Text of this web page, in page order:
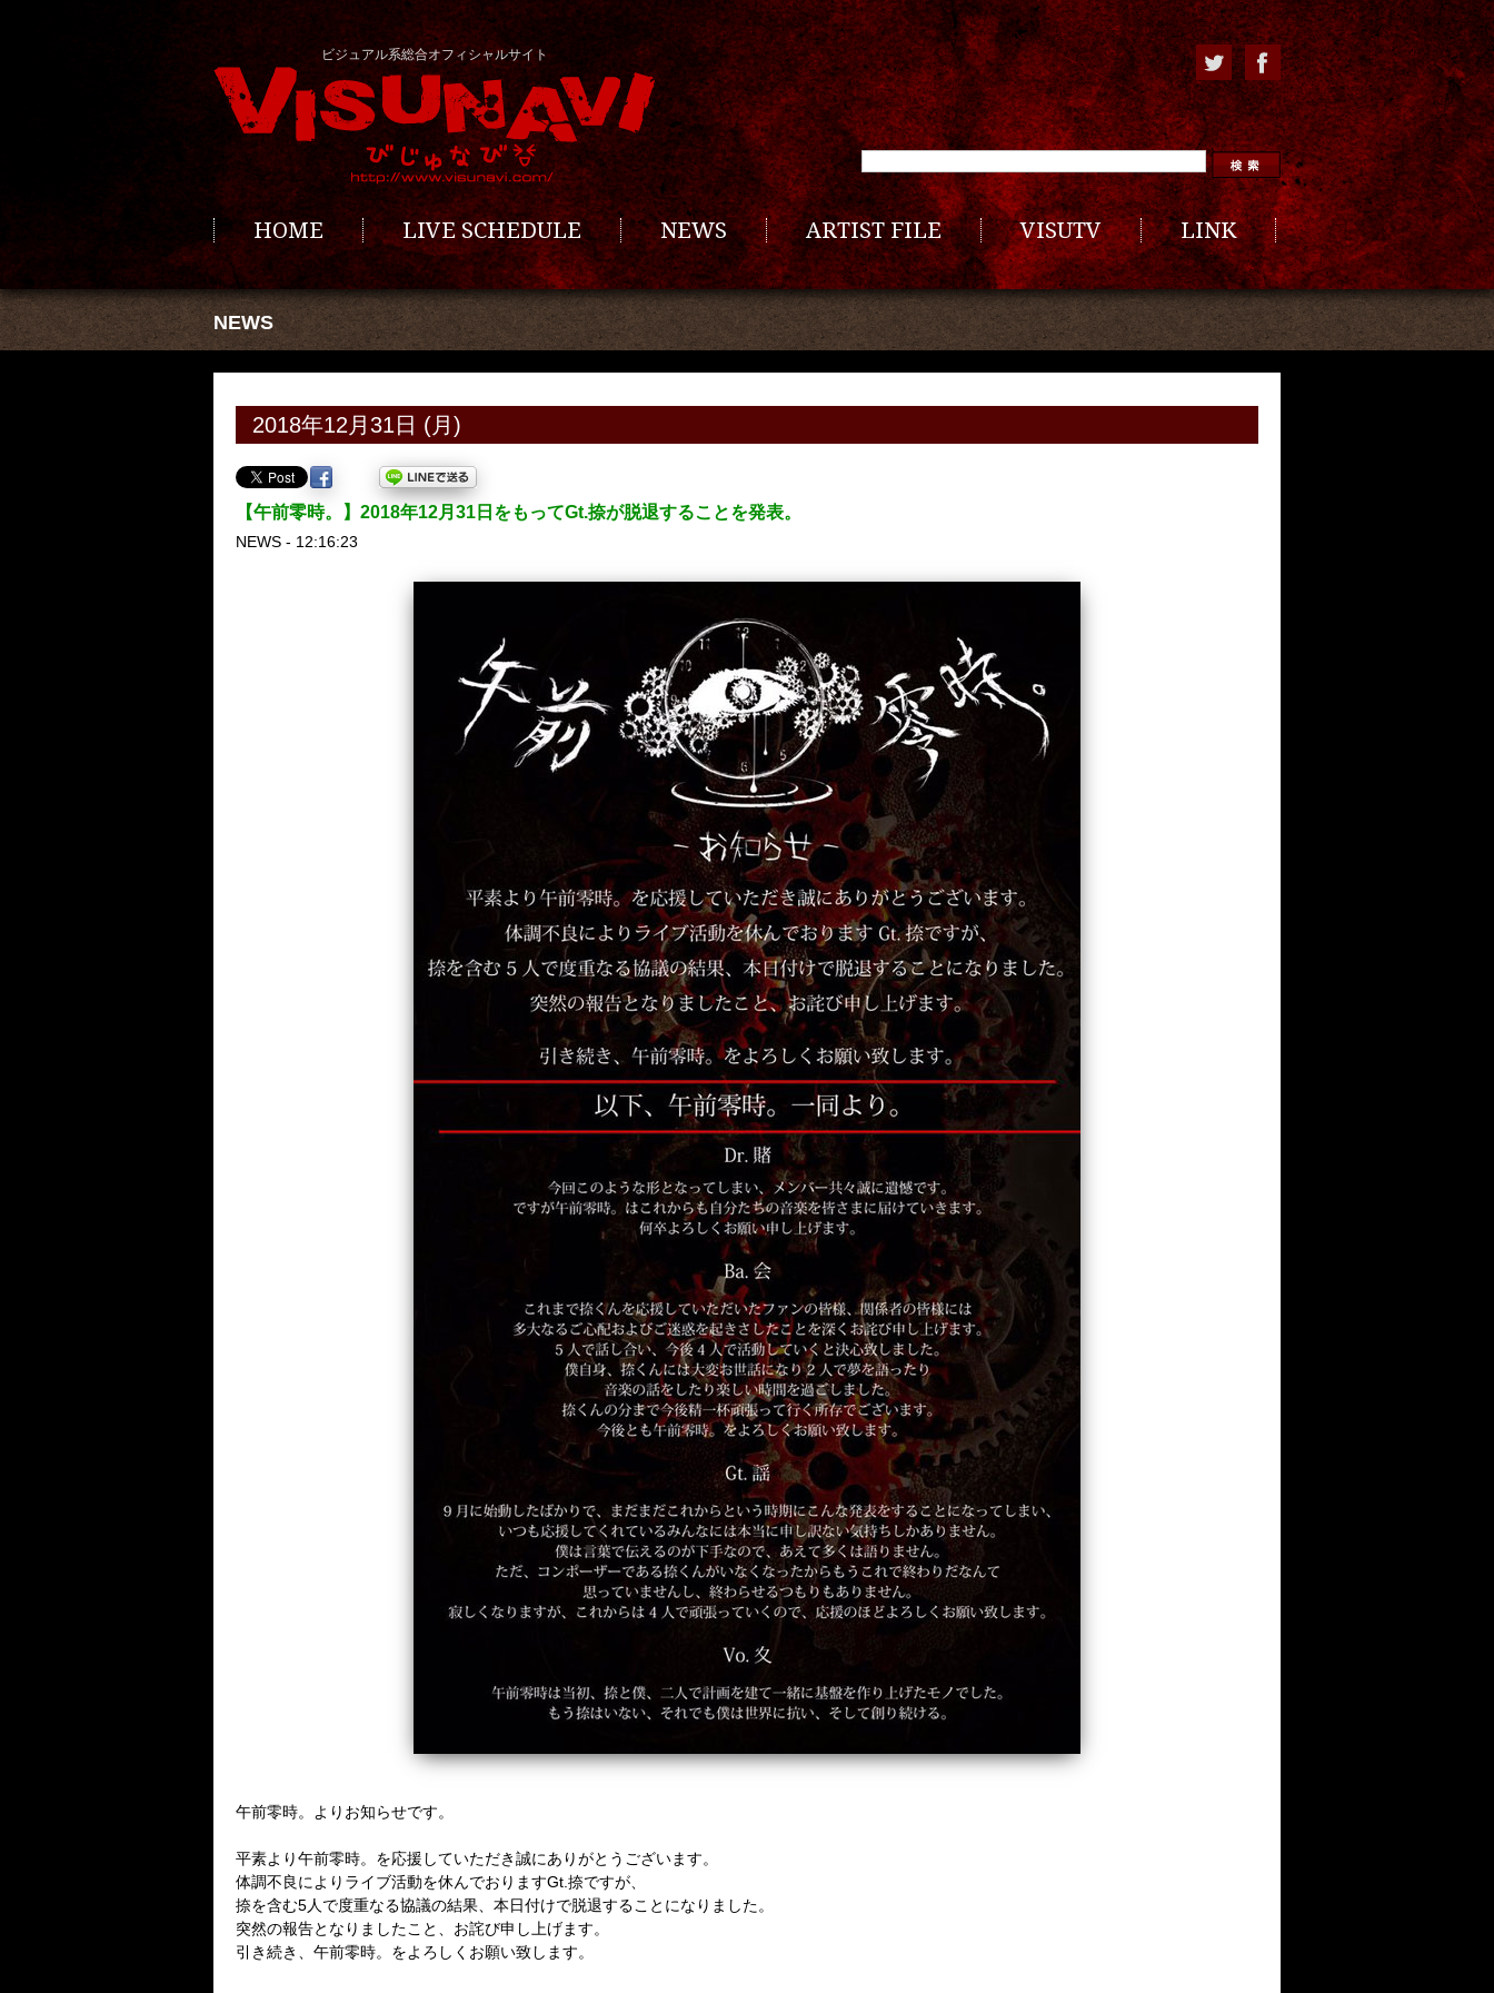
ビジュアル系総合オフィシャルサイト
HOME LIVE SCHEDULE NEWS ARTIST FILE VISUTV LINK
NEWS
2018年12月31日 (月)
【午前零時。】2018年12月31日をもってGt.捺が脱退することを発表。
NEWS - 12:16:23
午前零時。よりお知らせです。
平素より午前零時。を応援していただき誠にありがとうございます。
体調不良によりライブ活動を休んでおりますGt.捺ですが、
捺を含む5人で度重なる協議の結果、本日付けで脱退することになりました。
突然の報告となりましたこと、お詫び申し上げます。
引き続き、午前零時。をよろしくお願い致します。